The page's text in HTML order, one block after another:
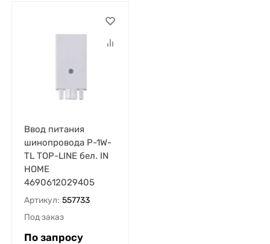
Ввод питания
шинопровода P-1W-
TL TOP-LINE бел. IN
HOME
4690612029405
Артикул: 557733
Под заказ
По запросу